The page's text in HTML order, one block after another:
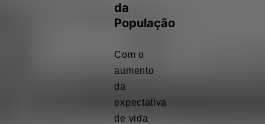
da
População
Com o
aumento
da
expectativa
de vida